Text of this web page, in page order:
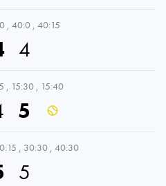
, 40:0 , 40:15
4
, 15:30 , 15:40
5
, 30:30 , 40:30
5